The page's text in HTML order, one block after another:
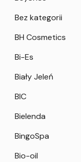
Bez kategorii
BH Cosmetics
Bi-Es
Biały Jeleń
BIC
Bielenda
BingoSpa
Bio-oil